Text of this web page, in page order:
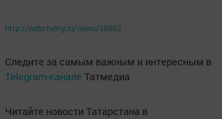
http://nabchelny.ru/news/36802
Следите за самым важным и интересным в
Telegram-канале Татмедиа
Читайте новости Татарстана в